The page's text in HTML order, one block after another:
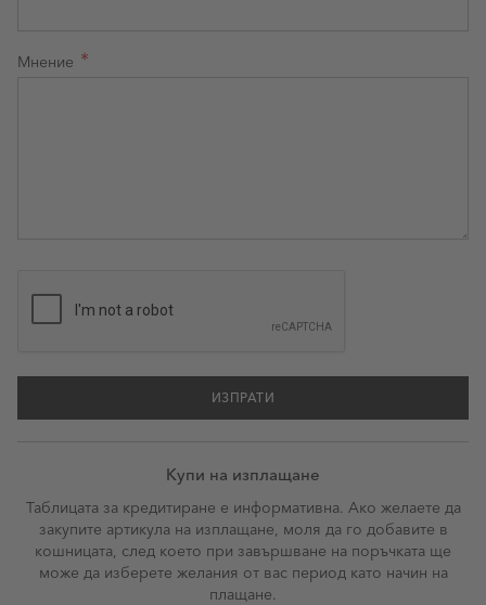
Мнение
ИЗПРАТИ
Купи на изплащане
Таблицата за кредитиране е информативна. Ако желаете да
закупите артикула на изплащане, моля да го добавите в
кошницата, след което при завършване на поръчката ще
може да изберете желания от вас период като начин на
плащане.